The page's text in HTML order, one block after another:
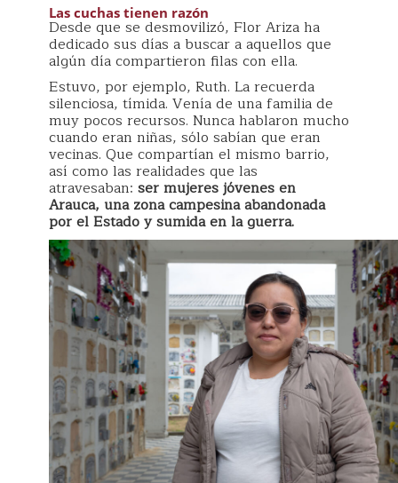
Las cuchas tienen razón
Desde que se desmovilizó, Flor Ariza ha
dedicado sus días a buscar a aquellos que
algún día compartieron filas con ella.
Estuvo, por ejemplo, Ruth. La recuerda
silenciosa, tímida. Venía de una familia de
muy pocos recursos. Nunca hablaron mucho
cuando eran niñas, sólo sabían que eran
vecinas. Que compartían el mismo barrio,
así como las realidades que las
atravesaban: ser mujeres jóvenes en
Arauca, una zona campesina abandonada
por el Estado y sumida en la guerra.